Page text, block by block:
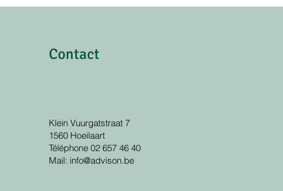
Contact
Klein Vuurgatstraat 7
1560 Hoeilaart
Téléphone 02 657 46 40
Mail: info@advison.be